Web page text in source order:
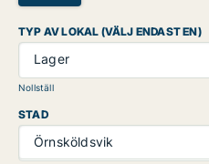
TYP AV LOKAL (VÄLJ ENDAST EN)
Lager
Nollställ
STAD
Örnsköldsvik